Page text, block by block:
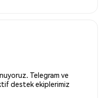
Telegram ve
destek ekiplerimiz